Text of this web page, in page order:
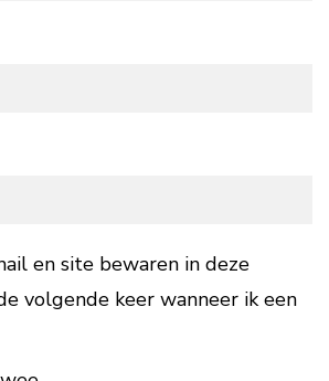
en site bewaren in deze
volgende keer wanneer ik een